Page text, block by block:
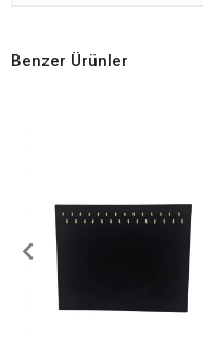
Benzer Ürünler